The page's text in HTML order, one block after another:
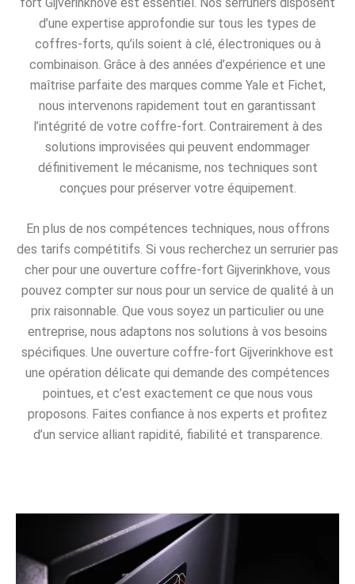
d’une expertise approfondie sur tous les types de
coffres-forts, qu’ils soient à clé, électroniques ou à
combinaison. Grâce à des années d’expérience et une
maîtrise parfaite des marques comme Yale et Fichet,
nous intervenons rapidement tout en garantissant
l’intégrité de votre coffre-fort. Contrairement à des
solutions improvisées qui peuvent endommager
définitivement le mécanisme, nos techniques sont
conçues pour préserver votre équipement.
En plus de nos compétences techniques, nous offrons
des tarifs compétitifs. Si vous recherchez un serrurier pas
cher pour une ouverture coffre-fort Gijverinkhove, vous
pouvez compter sur nous pour un service de qualité à un
prix raisonnable. Que vous soyez un particulier ou une
entreprise, nous adaptons nos solutions à vos besoins
spécifiques. Une ouverture coffre-fort Gijverinkhove est
une opération délicate qui demande des compétences
pointues, et c’est exactement ce que nous vous
proposons. Faites confiance à nos experts et profitez
d’un service alliant rapidité, fiabilité et transparence.